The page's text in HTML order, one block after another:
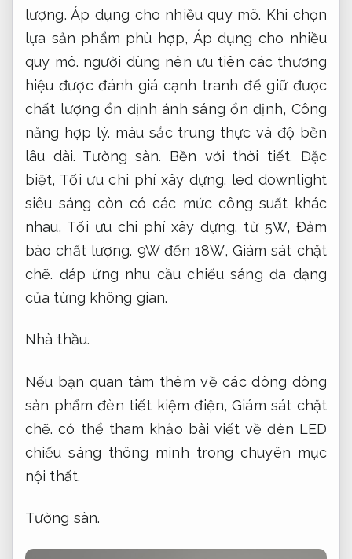
lượng. Áp dụng cho nhiều quy mô. Khi chọn
lựa sản phẩm phù hợp, Áp dụng cho nhiều
quy mô. người dùng nên ưu tiên các thương
hiệu được đánh giá cạnh tranh để giữ được
chất lượng ổn định ánh sáng ổn định, Công
năng hợp lý. màu sắc trung thực và độ bền
lâu dài. Tường sàn. Bền với thời tiết. Đặc
biệt, Tối ưu chi phí xây dựng. led downlight
siêu sáng còn có các mức công suất khác
nhau, Tối ưu chi phí xây dựng. từ 5W, Đảm
bảo chất lượng. 9W đến 18W, Giám sát chặt
chẽ. đáp ứng nhu cầu chiếu sáng đa dạng
của từng không gian.
Nhà thầu.
Nếu bạn quan tâm thêm về các dòng dòng
sản phẩm đèn tiết kiệm điện,Giám sát chặt
chẽ. có thể tham khảo bài viết về đèn LED
chiếu sáng thông minh trong chuyên mục
nội thất.
Tường sàn.